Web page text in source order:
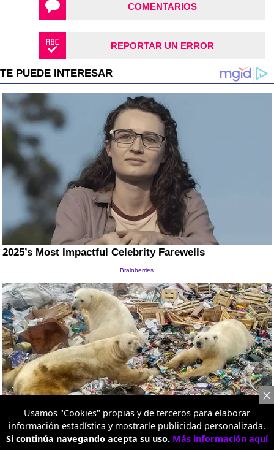
COMENTARIOS
REPORTAR UN ERROR
Usamos "Cookies" propias y de terceros para elaborar
información estadística y mostrarle publicidad personalizada.
Si continúa navegando acepta su uso. Más información aquí